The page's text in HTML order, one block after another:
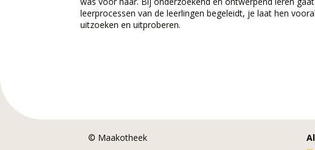
leerprocessen van de leerlingen begeleidt, je laat hen
uitzoeken en uitproberen.
© Maakotheek